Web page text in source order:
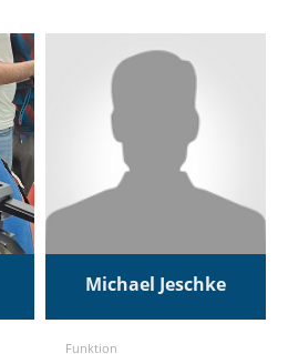
Michael Jeschke
Funktion